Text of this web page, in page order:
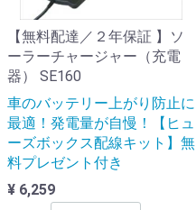
【無料配達／２年保証 】ソ
ーラーチャージャー（充電
器） SE160
車のバッテリー上がり防止に
最適！発電量が自慢！【ヒュ
ーズボックス配線キット】無
料プレゼント付き
¥ 6,259